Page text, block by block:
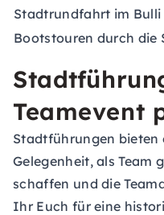
Stadtrundfahrt im Bulli
Bootstouren durch die
Teamevent
Stadtführungen bieten
Gelegenheit, als Team
schaffen und die
Ihr Euch für eine